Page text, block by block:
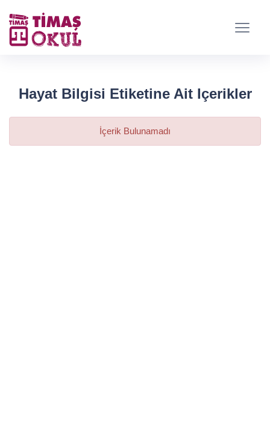
Hayat Bilgisi Etiketine Ait Içerikler
İçerik Bulunamadı